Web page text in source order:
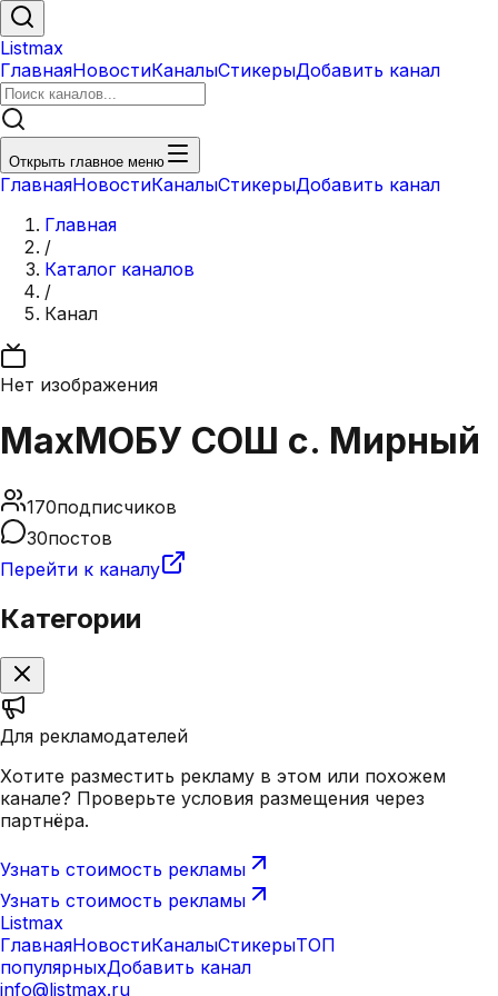
Listmax
ГлавнаяНовостиКаналыСтикерыДобавить канал
Открыть главное меню
ГлавнаяНовостиКаналыСтикерыДобавить канал
Главная
/
Каталог каналов
/
Канал
Нет изображения
MaxМОБУ СОШ с. Мирный
170подписчиков
30постов
Перейти к каналу
Категории
Для рекламодателей
Хотите разместить рекламу в этом или похожем
канале? Проверьте условия размещения через
партнёра.
Узнать стоимость рекламы
Узнать стоимость рекламы
Listmax
ГлавнаяНовостиКаналыСтикерыТОП
популярныхДобавить канал
info@listmax.ru